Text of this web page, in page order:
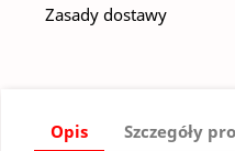
Zasady dostawy
Opis Szczegóły